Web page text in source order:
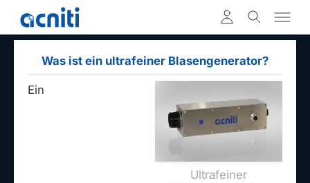
Was ist ein ultrafeiner Blasengenerator?
Ultrafeiner
Ein